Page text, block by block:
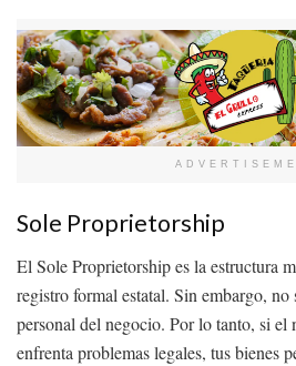
Sole Proprietorship
El Sole Proprietorship es la estructura
registro formal estatal. Sin embargo,
personal del negocio. Por lo tanto, si el
enfrenta problemas legales, tus bienes